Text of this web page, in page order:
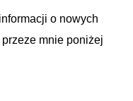
o nowych
mnie poniżej